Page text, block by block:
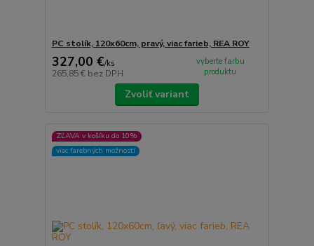
PC stolík, 120x60cm, pravý, viac farieb, REA ROY
327,00 €/ks
265,85 € bez DPH
vyberte farbu
produktu
Zvoliť variant
ZĽAVA v košíku do 10%
viac farebných možností